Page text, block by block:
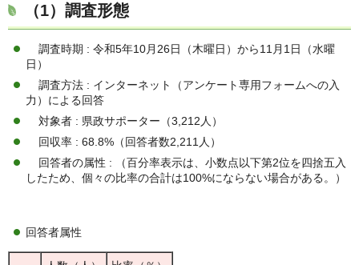
（1）調査形態
調査時期 : 令和5年10⽉26⽇（⽊曜⽇）から11⽉1⽇（⽔曜
⽇）
調査⽅法 : インターネット（アンケート専⽤フォームへの⼊
⼒）による回答
対象者 : 県政サポーター（3,212人）
回収率 : 68.8%（回答者数2,211人）
回答者の属性 : （百分率表⽰は、⼩数点以下第2位を四捨五⼊
したため、個々の⽐率の合計は100%にならない場合がある。）
回答者属性